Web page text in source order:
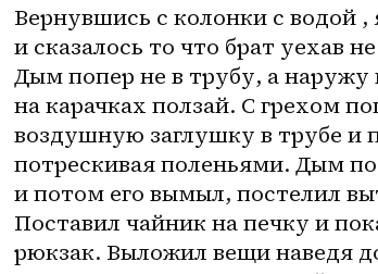
Вернувшись с колонки с водой
и сказалось то что брат уехав
Дым попер не в трубу, а
на карачках ползай. С грехом
воздушную заглушку в трубе и
потрескивая поленьями. Дым
и потом его вымыл, постелил
Поставил чайник на печку и
рюкзак. Выложил вещи наведя